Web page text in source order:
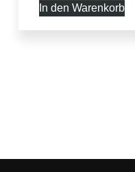
In den Warenkorb